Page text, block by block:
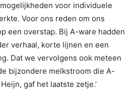
voor individuele
Voor ons reden om ons
een overstap. Bij A-ware hadden
verhaal, korte lijnen en een
Dat we vervolgens ook meteen
bijzondere melkstroom die A-
gaf het laatste zetje.’